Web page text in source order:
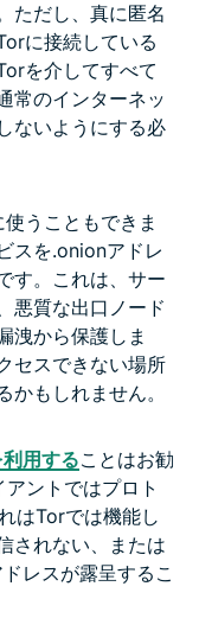
ただし、真に匿名
に接続している
を介してすべて
常のインターネッ
ないようにする必
うこともできま
スを.onionアドレ
す。これは、サー
悪質な出口ノード
洩から保護しま
セスできない場所
もしれません。
用することはお勧
ントではプロト
はTorでは機能し
されない、または
レスが露呈するこ